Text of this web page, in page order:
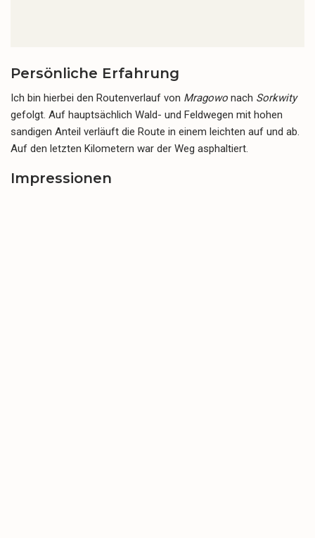
Persönliche Erfahrung
Ich bin hierbei den Routenverlauf von Mragowo nach Sorkwity
gefolgt. Auf hauptsächlich Wald- und Feldwegen mit hohen
sandigen Anteil verläuft die Route in einem leichten auf und ab.
Auf den letzten Kilometern war der Weg asphaltiert.
Impressionen